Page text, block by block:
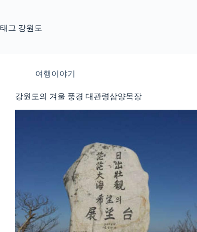
태그 강원도
여행이야기
강원도의 겨울 풍경 대관령삼양목장